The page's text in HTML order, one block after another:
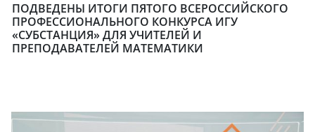
ПОДВЕДЕНЫ ИТОГИ ПЯТОГО ВСЕРОССИЙСКОГО
ПРОФЕССИОНАЛЬНОГО КОНКУРСА ИГУ
«СУБСТАНЦИЯ» ДЛЯ УЧИТЕЛЕЙ И
ПРЕПОДАВАТЕЛЕЙ МАТЕМАТИКИ